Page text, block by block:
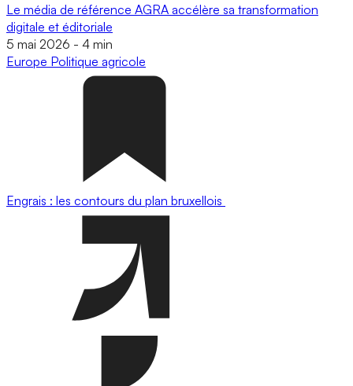
Le média de référence AGRA accélère sa transformation
digitale et éditoriale
5 mai 2026 - 4 min
Europe Politique agricole
Engrais : les contours du plan bruxellois